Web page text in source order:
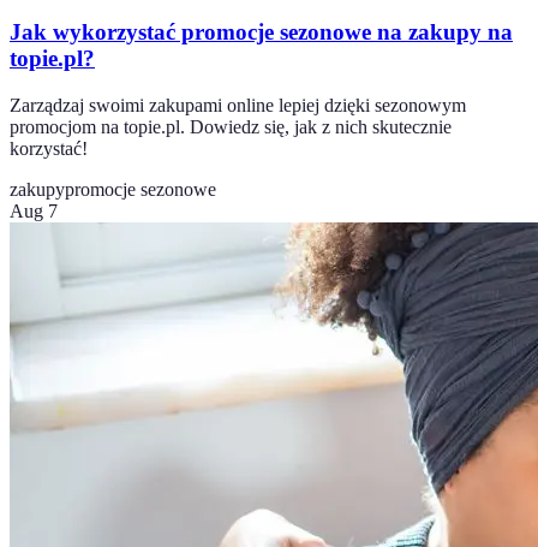
Jak wykorzystać promocje sezonowe na zakupy na
topie.pl?
Zarządzaj swoimi zakupami online lepiej dzięki sezonowym
promocjom na topie.pl. Dowiedz się, jak z nich skutecznie
korzystać!
zakupypromocje sezonowe
Aug 7